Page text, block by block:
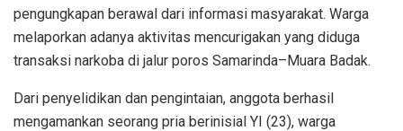
pengungkapan berawal dari informasi masyarakat. Warga
melaporkan adanya aktivitas mencurigakan yang diduga
transaksi narkoba di jalur poros Samarinda–Muara Badak.
Dari penyelidikan dan pengintaian, anggota berhasil
mengamankan seorang pria berinisial YI (23), warga